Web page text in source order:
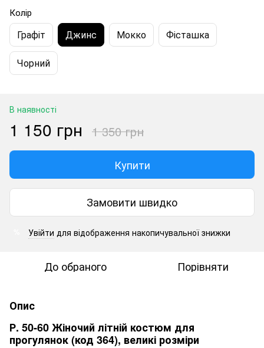
Колір
Графіт Джинс Мокко Фісташка
Чорний
В наявності
1 150 грн 1 350 грн
Купити
Замовити швидко
Увійти для відображення накопичувальної знижки
До обраного Порівняти
Опис
Р. 50-60 Жіночий літній костюм для
прогулянок (код 364), великі розміри